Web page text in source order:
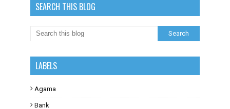
SEARCH THIS BLOG
LABELS
Agama
Bank